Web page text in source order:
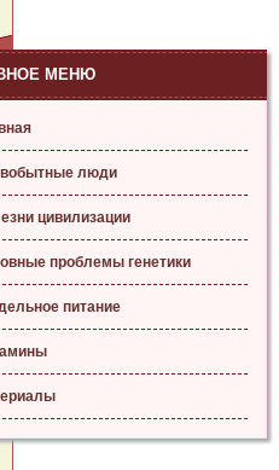
МЕНЮ
люди
цивилизации
проблемы генетики
питание